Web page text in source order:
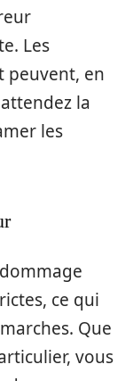
Les
peuvent, en
la
les
ce qui
Que
vous